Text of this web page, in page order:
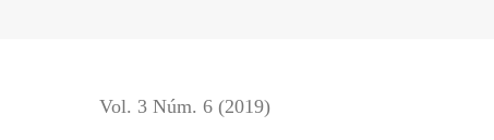
Vol. 3 Núm. 6 (2019)